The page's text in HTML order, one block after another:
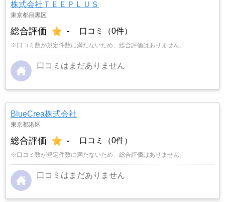
株式会社ＴＥＥＰＬＵＳ
東京都目黒区
総合評価 - 口コミ（0件）
※口コミ数が規定件数に満たないため、総合評価はありません。
口コミはまだありません
BlueCrea株式会社
東京都港区
総合評価 - 口コミ（0件）
※口コミ数が規定件数に満たないため、総合評価はありません。
口コミはまだありません